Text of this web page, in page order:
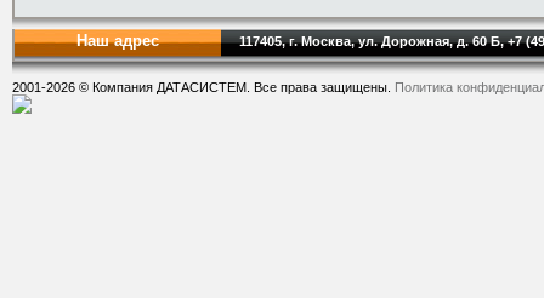
Наш адрес 117405, г. Москва, ул. Дорожная, д. 60 Б, +7
2001-2026 © Компания ДАТАСИСТЕМ. Все права защищены. Политика